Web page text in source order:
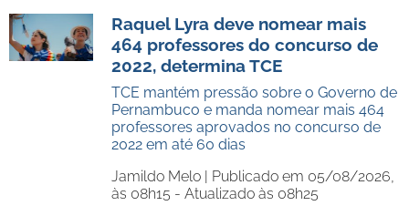
Raquel Lyra deve nomear mais
464 professores do concurso de
2022, determina TCE
TCE mantém pressão sobre o Governo de
Pernambuco e manda nomear mais 464
professores aprovados no concurso de
2022 em até 60 dias
Jamildo Melo | Publicado em 05/08/2026,
às 08h15 - Atualizado às 08h25